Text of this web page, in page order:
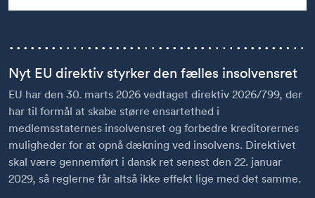
Nyt EU direktiv styrker den fælles insolvensret
EU har den 30. marts 2026 vedtaget direktiv 2026/799, der
har til formål at skabe større ensartethed i
medlemsstaternes insolvensret og forbedre kreditorernes
muligheder for at opnå dækning ved insolvens. Direktivet
skal være gennemført i dansk ret senest den 22. januar
2029, så reglerne får altså ikke effekt lige med det samme.